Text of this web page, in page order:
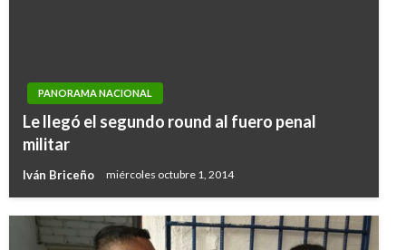
PANORAMA NACIONAL
Le llegó el segundo round al fuero penal
militar
Iván Briceño miércoles octubre 1, 2014